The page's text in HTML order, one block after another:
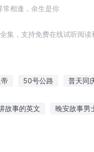
常相逢，余生是你
，支持免费在线试听阅读
50号公路 普天同
故事的英文 晚安故事男